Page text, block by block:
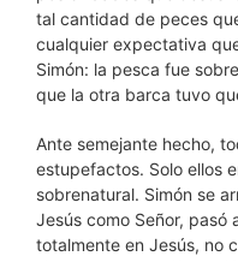
tal cantidad de peces
cualquier expectativa
Simón: la pesca fue
que la otra barca tuvo
Ante semejante hecho,
estupefactos. Solo ellos
sobrenatural. Simón se
Jesús como Señor, pasó
totalmente en Jesús, no